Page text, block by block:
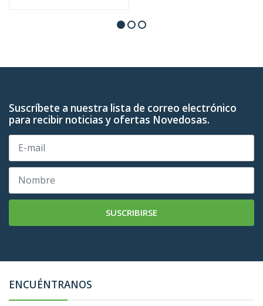
Suscríbete a nuestra lista de correo electrónico
para recibir noticias y ofertas Novedosas.
SUSCRIBIRSE
ENCUÉNTRANOS